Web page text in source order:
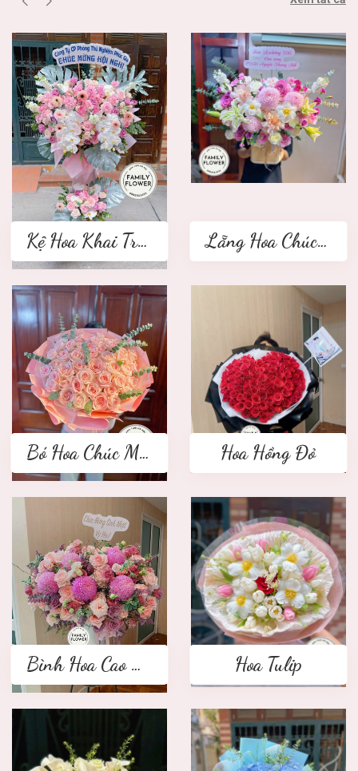
Kệ Hoa Khai Trương 2 tầng Lẵng Hoa Chúc Mừng
Bó Hoa Chúc Mừng Hoa Hồng Đỏ
Bình Hoa Cao Cấp Hoa Tulip